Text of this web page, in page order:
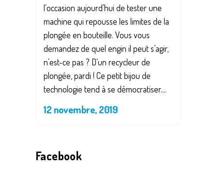
l’occasion aujourd’hui de tester une
machine qui repousse les limites de la
plongée en bouteille. Vous vous
demandez de quel engin il peut s’agir,
n’est-ce pas ? D’un recycleur de
plongée, pardi ! Ce petit bijou de
technologie tend à se démocratiser....
12 novembre, 2019
Facebook